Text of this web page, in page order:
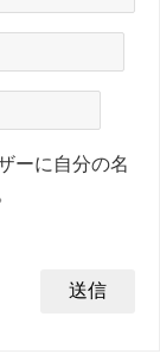
ーに自分の名